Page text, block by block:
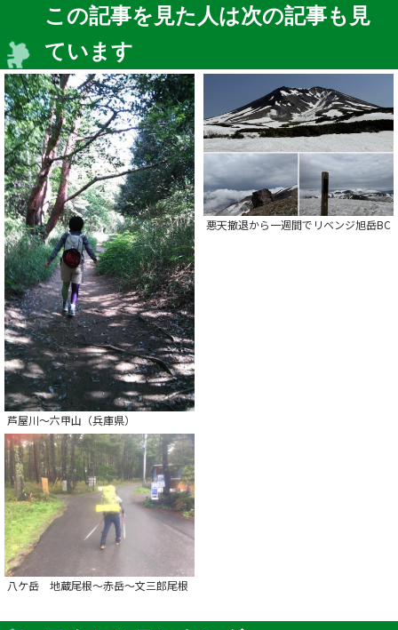
この記事を見た人は次の記事も見
ています
芦屋川～六甲山（兵庫県）
悪天撤退から一週間でリベンジ旭岳BC
八ケ岳 地蔵尾根～赤岳～文三郎尾根